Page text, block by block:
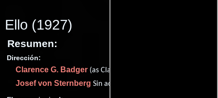
Ello (1927)
Resumen:
Dirección:
Clarence G. Badger (as Clarence Badger)
Josef von Sternberg Sin acreditar